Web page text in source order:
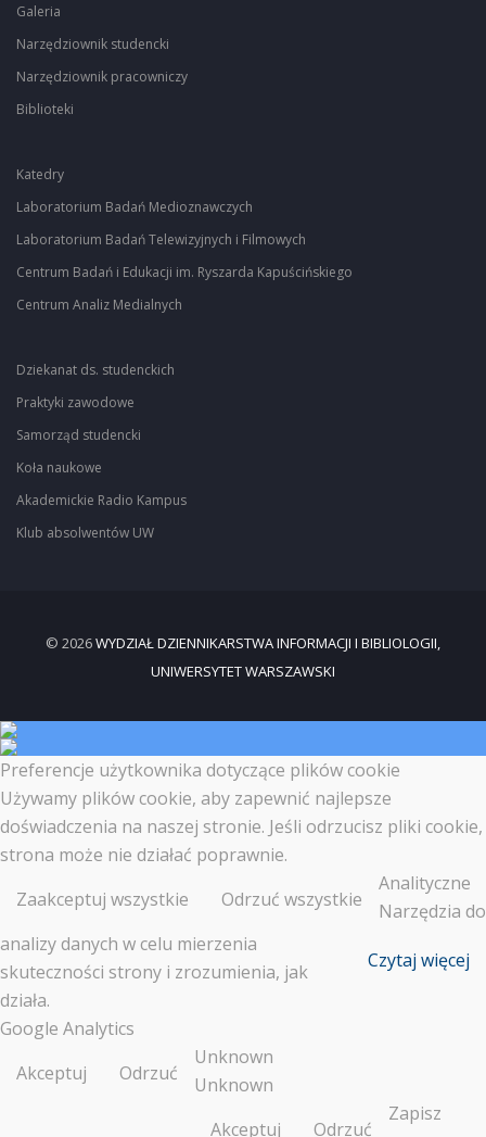
Galeria
Narzędziownik studencki
Narzędziownik pracowniczy
Biblioteki
Katedry
Laboratorium Badań Medioznawczych
Laboratorium Badań Telewizyjnych i Filmowych
Centrum Badań i Edukacji im. Ryszarda Kapuścińskiego
Centrum Analiz Medialnych
Dziekanat ds. studenckich
Praktyki zawodowe
Samorząd studencki
Koła naukowe
Akademickie Radio Kampus
Klub absolwentów UW
© 2026WYDZIAŁ DZIENNIKARSTWA INFORMACJI I BIBLIOLOGII,
UNIWERSYTET WARSZAWSKI
Preferencje użytkownika dotyczące plików cookie
Używamy plików cookie, aby zapewnić najlepsze
doświadczenia na naszej stronie. Jeśli odrzucisz pliki cookie,
strona może nie działać poprawnie.
Zaakceptuj wszystkie
Odrzuć wszystkie
Czytaj więcej
Analityczne
Narzędzia do
analizy danych w celu mierzenia
skuteczności strony i zrozumienia, jak
działa.
Google Analytics
Akceptuj
Odrzuć
Unknown
Unknown
Akceptuj
Odrzuć
Zapisz